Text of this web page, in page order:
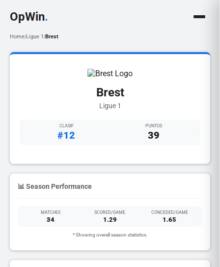
OpWin.
Home/Ligue 1 /Brest
Brest
Ligue 1
CLASIF
#12
PUNTOS
39
📊 Season Performance
MATCHES
34
SCORED/GAME
1.29
CONCEDED/GAME
1.65
* Showing overall season statistics.